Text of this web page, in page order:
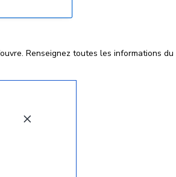
Renseignez toutes les informations